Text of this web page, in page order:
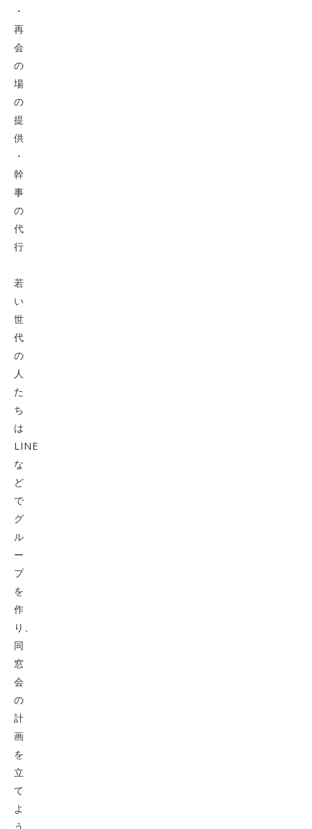
・
再
会
の
場
の
提
供
・
幹
事
の
代
行
若
い
世
代
の
人
た
ち
は
LINE
な
ど
で
グ
ル
ー
プ
を
作
り、
同
窓
会
の
計
画
を
立
て
よ